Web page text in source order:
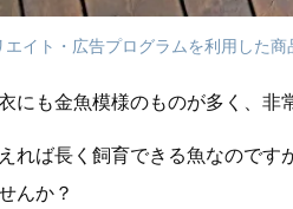
イト・広告プログラムを利用した商
にも金魚模様のものが多く、非
れば長く飼育できる魚なのです
んか？